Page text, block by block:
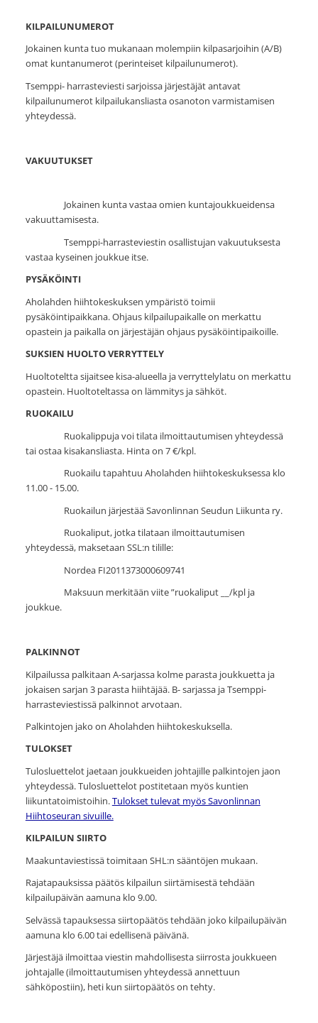
KILPAILUNUMEROT
Jokainen kunta tuo mukanaan molempiin kilpasarjoihin (A/B)
omat kuntanumerot (perinteiset kilpailunumerot).
Tsemppi- harrasteviesti sarjoissa järjestäjät antavat
kilpailunumerot kilpailukansliasta osanoton varmistamisen
yhteydessä.
VAKUUTUKSET
Jokainen kunta vastaa omien kuntajoukkueidensa
vakuuttamisesta.
Tsemppi-harrasteviestin osallistujan vakuutuksesta
vastaa kyseinen joukkue itse.
PYSÄKÖINTI
Aholahden hiihtokeskuksen ympäristö toimii
pysäköintipaikkana. Ohjaus kilpailupaikalle on merkattu
opastein ja paikalla on järjestäjän ohjaus pysäköintipaikoille.
SUKSIEN HUOLTO VERRYTTELY
Huoltoteltta sijaitsee kisa-alueella ja verryttelylatu on merkattu
opastein. Huoltoteltassa on lämmitys ja sähköt.
RUOKAILU
Ruokalippuja voi tilata ilmoittautumisen yhteydessä
tai ostaa kisakansliasta. Hinta on 7 €/kpl.
Ruokailu tapahtuu Aholahden hiihtokeskuksessa klo
11.00 - 15.00.
Ruokailun järjestää Savonlinnan Seudun Liikunta ry.
Ruokaliput, jotka tilataan ilmoittautumisen
yhteydessä, maksetaan SSL:n tilille:
Nordea FI2011373000609741
Maksuun merkitään viite ”ruokaliput __/kpl ja
joukkue.
PALKINNOT
Kilpailussa palkitaan A-sarjassa kolme parasta joukkuetta ja
jokaisen sarjan 3 parasta hiihtäjää. B- sarjassa ja Tsemppi-
harrasteviestissä palkinnot arvotaan.
Palkintojen jako on Aholahden hiihtokeskuksella.
TULOKSET
Tulosluettelot jaetaan joukkueiden johtajille palkintojen jaon
yhteydessä. Tulosluettelot postitetaan myös kuntien
liikuntatoimistoihin.Tulokset tulevat myös Savonlinnan
Hiihtoseuran sivuille.
KILPAILUN SIIRTO
Maakuntaviestissä toimitaan SHL:n sääntöjen mukaan.
Rajatapauksissa päätös kilpailun siirtämisestä tehdään
kilpailupäivän aamuna klo 9.00.
Selvässä tapauksessa siirtopäätös tehdään joko kilpailupäivän
aamuna klo 6.00 tai edellisenä päivänä.
Järjestäjä ilmoittaa viestin mahdollisesta siirrosta joukkueen
johtajalle (ilmoittautumisen yhteydessä annettuun
sähköpostiin), heti kun siirtopäätös on tehty.